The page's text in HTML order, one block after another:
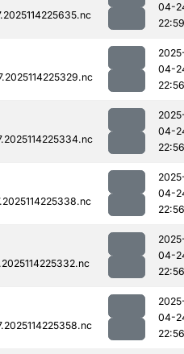
04-
22:59
04-
22:56
04-
22:56
04-
22:56
04-
22:56
04-
22:56